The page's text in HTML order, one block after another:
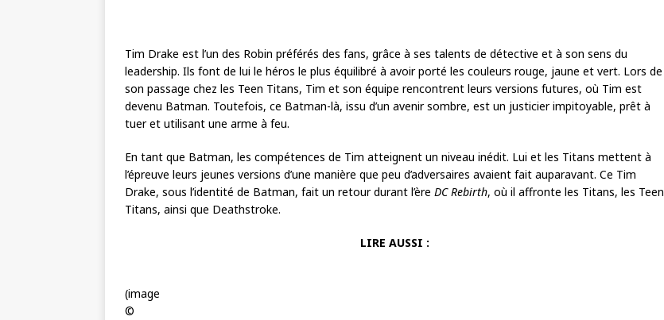
Tim Drake est l’un des Robin préférés des fans, grâce à ses talents de détective et à son sens du
leadership. Ils font de lui le héros le plus équilibré à avoir porté les couleurs rouge, jaune et vert. Lors de
son passage chez les Teen Titans, Tim et son équipe rencontrent leurs versions futures, où Tim est
devenu Batman. Toutefois, ce Batman-là, issu d’un avenir sombre, est un justicier impitoyable, prêt à
tuer et utilisant une arme à feu.
En tant que Batman, les compétences de Tim atteignent un niveau inédit. Lui et les Titans mettent à
l’épreuve leurs jeunes versions d’une manière que peu d’adversaires avaient fait auparavant. Ce Tim
Drake, sous l’identité de Batman, fait un retour durant l’ère DC Rebirth, où il affronte les Titans, les Teen
Titans, ainsi que Deathstroke.
LIRE AUSSI :
(image
©